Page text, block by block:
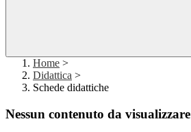
Home >
Didattica >
Schede didattiche
Nessun contenuto da visualizzare